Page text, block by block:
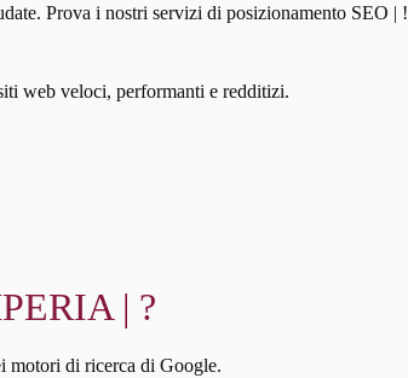
Prova i nostri servizi di posizionamento SEO | !
web veloci, performanti e redditizi.
| ?
motori di ricerca di Google.